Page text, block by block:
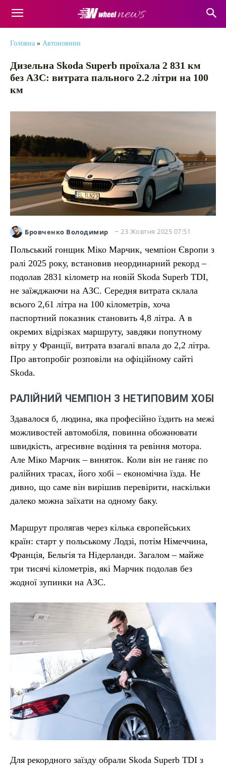
Головна » Автоновини
Дизельна Skoda Superb проїхала 2 831 км
без АЗС: витрата пального 2.2 літри на 100
км
Бровченко Володимир 23 Жовтня 2025 07:51
Польський гонщик Міко Марчик, чемпіон Європи з
ралі 2025 року, встановив неординарний рекорд –
подолав 2831 кілометр на новій Skoda Superb TDI,
не заїжджаючи на АЗС. Середня витрата склала
всього 2,61 літра на 100 кілометрів, хоча
паспортний показник становить 4,8 літра. А в
окремих відрізках маршруту, завдяки попутному
вітру у Франції, витрата взагалі впала до 2,2 літра.
Про автопробіг розповіли на офіційному сайті
Skoda.
РАЛІЙНИЙ ЧЕМПІОН З НЕТИПОВИМ ХОБІ
Здавалося б, людина, яка професійно їздить на межі
можливостей автомобіля, повинна обожнювати
швидкість, агресивне водіння та ревіння мотора.
Але Міко Марчик – виняток. Коли він не ганяє по
ралійних трасах, його хобі – економічна їзда. Не
дивно, що саме він вирішив перевірити, наскільки
далеко можна заїхати на одному баку.
Маршрут пролягав через кілька європейських
країн: старт у польському Лодзі, потім Німеччина,
Франція, Бельгія та Нідерланди. Загалом – майже
три тисячі кілометрів, які Марчик подолав без
жодної зупинки на АЗС.
Для рекордного заїзду обрали Skoda Superb TDI з